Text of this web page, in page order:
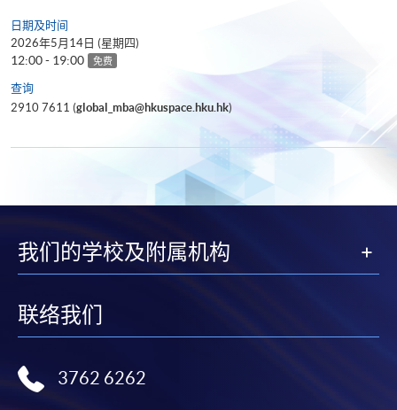
日期及时间
2026年5月14日 (星期四)
12:00 - 19:00 免费
查询
2910 7611 (global_mba@hkuspace.hku.hk)
我们的学校及附属机构
联络我们
3762 6262